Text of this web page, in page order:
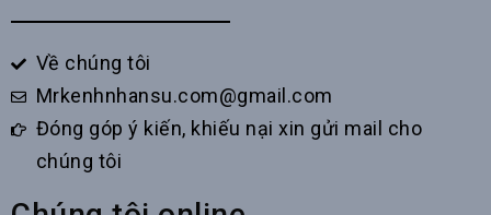
Về chúng tôi
Mrkenhnhansu.com@gmail.com
Đóng góp ý kiến, khiếu nại xin gửi mail cho
chúng tôi